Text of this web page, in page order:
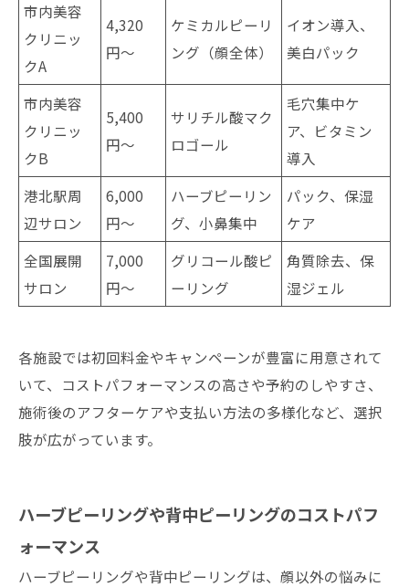
市内美容
クリニッ
クA
4,320
円〜
ケミカルピーリ
ング（顔全体）
イオン導入、
美白パック
市内美容
クリニッ
クB
5,400
円〜
サリチル酸マク
ロゴール
毛穴集中ケ
ア、ビタミン
導入
港北駅周
辺サロン
6,000
円〜
ハーブピーリン
グ、小鼻集中
パック、保湿
ケア
全国展開
サロン
7,000
円〜
グリコール酸ピ
ーリング
角質除去、保
湿ジェル
各施設では初回料金やキャンペーンが豊富に用意されて
いて、コストパフォーマンスの高さや予約のしやすさ、
施術後のアフターケアや支払い方法の多様化など、選択
肢が広がっています。
ハーブピーリングや背中ピーリングのコストパフ
ォーマンス
ハーブピーリングや背中ピーリングは、顔以外の悩みに